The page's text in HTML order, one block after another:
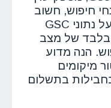
על עד 25,000 מונחי חיפוש, חשוב
להבין שהסתמכות בלעדית על נתוני GSC
בלבד של מצב
הנה מדוע
מיקומים
בתשלום